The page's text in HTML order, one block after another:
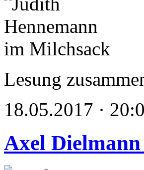
Lesung
18.05.2017 ·
Axel